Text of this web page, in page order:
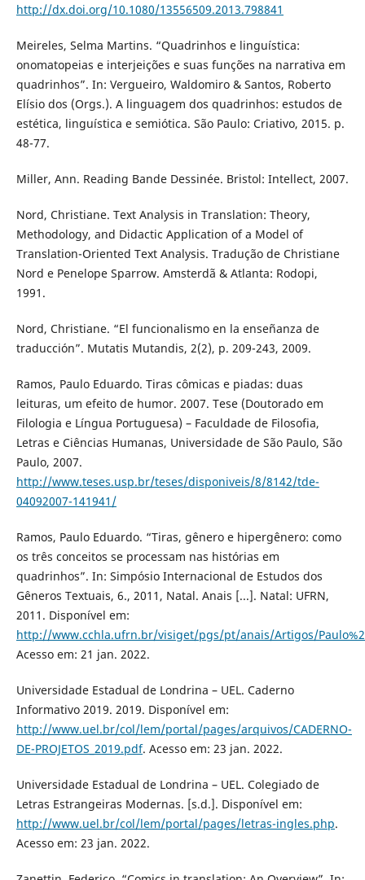
http://dx.doi.org/10.1080/13556509.2013.798841
Meireles, Selma Martins. “Quadrinhos e linguística:
onomatopeias e interjeições e suas funções na narrativa em
quadrinhos”. In: Vergueiro, Waldomiro & Santos, Roberto
Elísio dos (Orgs.). A linguagem dos quadrinhos: estudos de
estética, linguística e semiótica. São Paulo: Criativo, 2015. p.
48-77.
Miller, Ann. Reading Bande Dessinée. Bristol: Intellect, 2007.
Nord, Christiane. Text Analysis in Translation: Theory,
Methodology, and Didactic Application of a Model of
Translation-Oriented Text Analysis. Tradução de Christiane
Nord e Penelope Sparrow. Amsterdã & Atlanta: Rodopi,
1991.
Nord, Christiane. “El funcionalismo en la enseñanza de
traducción”. Mutatis Mutandis, 2(2), p. 209-243, 2009.
Ramos, Paulo Eduardo. Tiras cômicas e piadas: duas
leituras, um efeito de humor. 2007. Tese (Doutorado em
Filologia e Língua Portuguesa) – Faculdade de Filosofia,
Letras e Ciências Humanas, Universidade de São Paulo, São
Paulo, 2007.
http://www.teses.usp.br/teses/disponiveis/8/8142/tde-
04092007-141941/
Ramos, Paulo Eduardo. “Tiras, gênero e hipergênero: como
os três conceitos se processam nas histórias em
quadrinhos”. In: Simpósio Internacional de Estudos dos
Gêneros Textuais, 6., 2011, Natal. Anais [...]. Natal: UFRN,
2011. Disponível em:
http://www.cchla.ufrn.br/visiget/pgs/pt/anais/Artigos/
Acesso em: 21 jan. 2022.
Universidade Estadual de Londrina – UEL. Caderno
Informativo 2019. 2019. Disponível em:
http://www.uel.br/col/lem/portal/pages/arquivos/CADERNO-
DE-PROJETOS_2019.pdf. Acesso em: 23 jan. 2022.
Universidade Estadual de Londrina – UEL. Colegiado de
Letras Estrangeiras Modernas. [s.d.]. Disponível em:
http://www.uel.br/col/lem/portal/pages/letras-ingles.php.
Acesso em: 23 jan. 2022.